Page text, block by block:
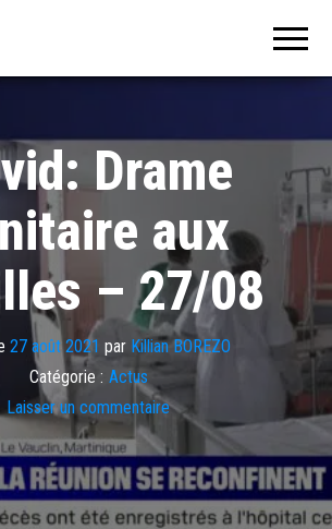
Drame
aux
– 27/08
27 août 2021 par Killian BOREZO
Catégorie : Actus
Laisser un commentaire